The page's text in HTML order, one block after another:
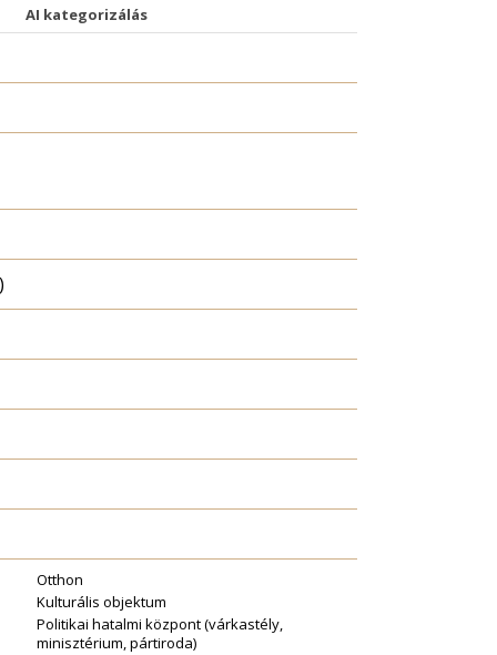
AI kategorizálás
Otthon
Kulturális objektum
Politikai hatalmi központ (várkastély,
minisztérium, pártiroda)